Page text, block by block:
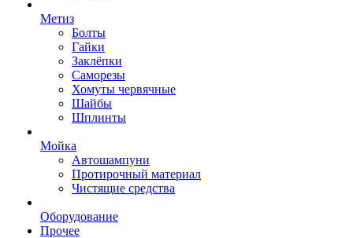
Метиз
Болты
Гайки
Заклёпки
Саморезы
Хомуты червячные
Шайбы
Шплинты
Мойка
Автошампуни
Протирочный материал
Чистящие средства
Оборудование
Прочее